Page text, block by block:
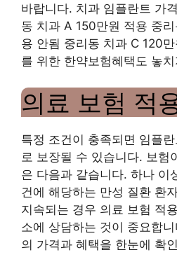
바랍니다. 치과 임플란트 가
동 치과 A 150만원 적용 중
용 안됨 중리동 치과 C 120
를 위한 한약보험혜택도 놓
의료 보험 적
특정 조건이 충족되면 임플
로 보장될 수 있습니다. 보험
은 다음과 같습니다. 하나 이
건에 해당하는 만성 질환 환
지속되는 경우 의료 보험 적
소에 상담하는 것이 중요합니
의 가격과 혜택을 한눈에 확